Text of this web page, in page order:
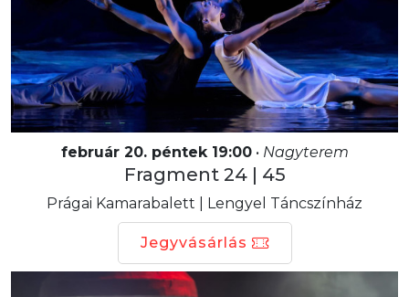
február 20. péntek 19:00• Nagyterem
Fragment 24 | 45
Prágai Kamarabalett | Lengyel Táncszínház
Jegyvásárlás